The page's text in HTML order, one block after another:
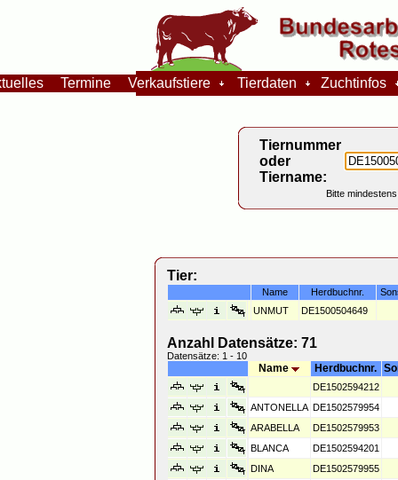
Termine Verkaufstiere Tierdaten Zuchtinfos
Tiernummer
oder
Tiername:
Bitte
Tier:
Name Herdbuchnr.
UNMUT
DE1500504649
Anzahl Datensätze: 71
Datensätze: 1 - 10
Name Herdbuchnr.
DE1502594212
ANTONELLA DE1502579954
ARABELLA
DE1502579953
BLANCA
DE1502594201
DINA
DE1502579955